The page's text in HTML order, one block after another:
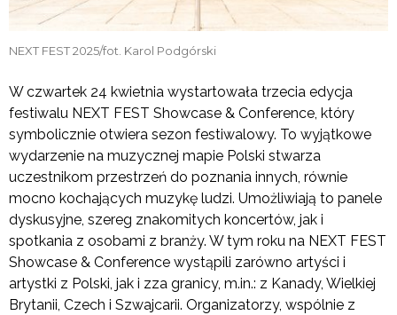
NEXT FEST 2025/fot. Karol Podgórski
W czwartek 24 kwietnia wystartowała trzecia edycja
festiwalu NEXT FEST Showcase & Conference, który
symbolicznie otwiera sezon festiwalowy. To wyjątkowe
wydarzenie na muzycznej mapie Polski stwarza
uczestnikom przestrzeń do poznania innych, równie
mocno kochających muzykę ludzi. Umożliwiają to panele
dyskusyjne, szereg znakomitych koncertów, jak i
spotkania z osobami z branży. W tym roku na NEXT FEST
Showcase & Conference wystąpili zarówno artyści i
artystki z Polski, jak i zza granicy, m.in.: z Kanady, Wielkiej
Brytanii, Czech i Szwajcarii. Organizatorzy, wspólnie z